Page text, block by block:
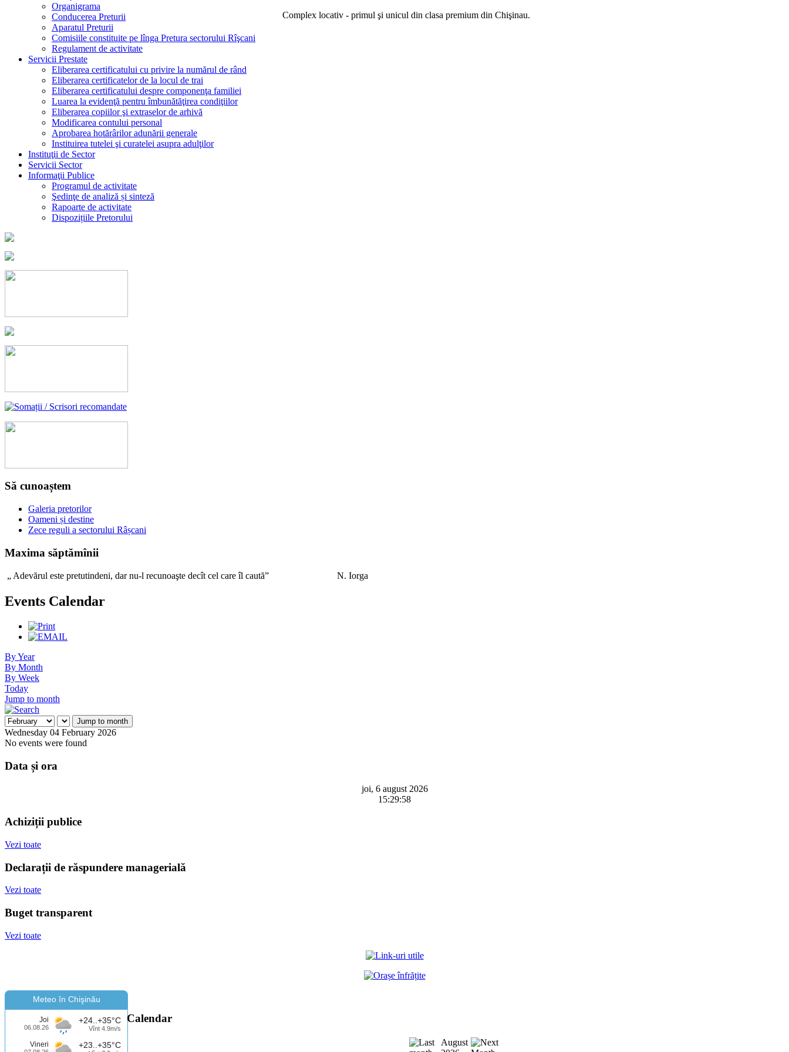
Complex locativ - primul şi unicul din clasa premium din Chişinau.
Organigrama
Conducerea Preturii
Aparatul Preturii
Comisiile constituite pe lînga Pretura sectorului Rîşcani
Regulament de activitate
Servicii Prestate
Eliberarea certificatului cu privire la numărul de rând
Eliberarea certificatelor de la locul de trai
Eliberarea certificatului despre componenţa familiei
Luarea la evidenţă pentru îmbunătăţirea condiţiilor
Eliberarea copiilor şi extraselor de arhivă
Modificarea contului personal
Aprobarea hotărârilor adunării generale
Instituirea tutelei şi curatelei asupra adulţilor
Instituţii de Sector
Servicii Sector
Informaţii Publice
Programul de activitate
Şedinţe de analiză și sinteză
Rapoarte de activitate
Dispozițiile Pretorului
Să cunoaștem
Galeria pretorilor
Oameni și destine
Zece reguli a sectorului Râșcani
Maxima săptămînii
„ Adevărul este pretutindeni, dar nu-l recunoaşte decît cel care îl caută” N. Iorga
Events Calendar
By Year
By Month
By Week
Today
Jump to month
Jump to month
Wednesday 04 February 2026
No events were found
Data și ora
joi, 6 august 2026
15:29:58
Achiziții publice
Vezi toate
Declarații de răspundere managerială
Vezi toate
Buget transparent
Vezi toate
Meteo în Chişinău
Joi
06.08.26
+24..+35°C
Vînt 4.9m/s
Vineri +23..+35°C
Calendar
August